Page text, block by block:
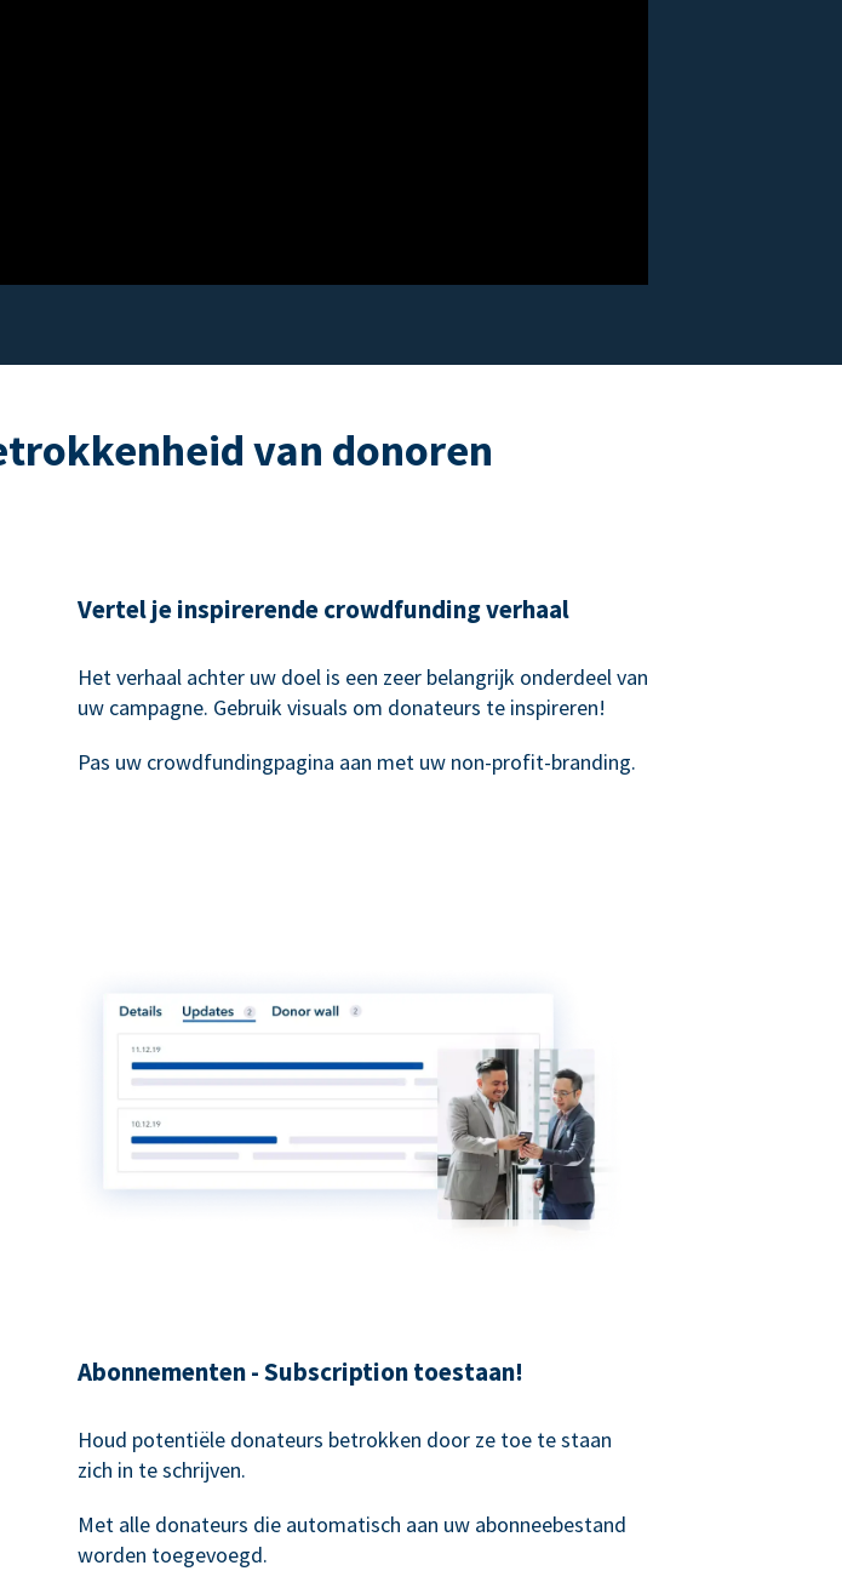
van donoren
Vertel je inspirerende crowdfunding verhaal
Het verhaal achter uw doel is een zeer belangrijk onderdeel van
uw campagne. Gebruik visuals om donateurs te inspireren!
Pas uw crowdfundingpagina aan met uw non-profit-branding.
Abonnementen - Subscription toestaan!
Houd potentiële donateurs betrokken door ze toe te staan
zich in te schrijven.
Met alle donateurs die automatisch aan uw abonneebestand
worden toegevoegd.